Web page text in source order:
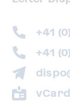
+41
+41